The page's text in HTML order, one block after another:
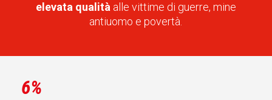
elevata qualitàalle vittime di guerre, mine
antiuomo e povertà.
6%